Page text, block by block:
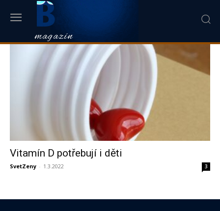
B
magazín
Tagy Doplňky stravy
štítek: doplňky stravy
Vitamín D potřebují i děti
SvetZeny - 1.3.2022 3